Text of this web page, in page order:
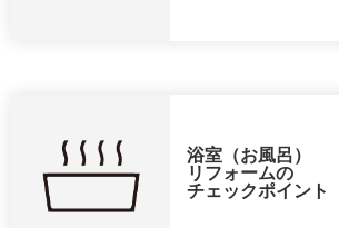
浴室（お風呂）
リフォームの
チェックポイント